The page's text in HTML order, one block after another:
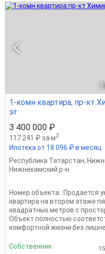
1
1-комн квартира, пр-кт
эт.
3 400 000 ₽
117 241 ₽ за м2
Ипотека от 18 096 ₽ в месяц
Республика Татарстан,
Нижнекамский р-н
Номер объекта:. Продается
квартира на втором этаже
квадратных метров с
Объект полностью
комфортной жизни без
Собственник